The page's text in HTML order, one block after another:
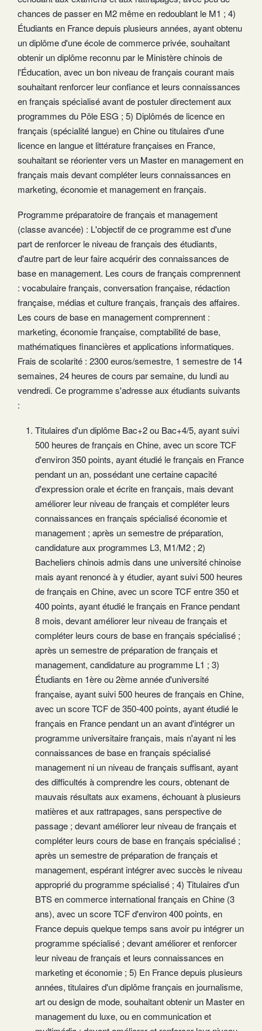
chances de passer en M2 même en redoublant le M1 ; 4)
Étudiants en France depuis plusieurs années, ayant obtenu
un diplôme d'une école de commerce privée, souhaitant
obtenir un diplôme reconnu par le Ministère chinois de
l'Éducation, avec un bon niveau de français courant mais
souhaitant renforcer leur confiance et leurs connaissances
en français spécialisé avant de postuler directement aux
programmes du Pôle ESG ; 5) Diplômés de licence en
français (spécialité langue) en Chine ou titulaires d'une
licence en langue et littérature françaises en France,
souhaitant se réorienter vers un Master en management en
français mais devant compléter leurs connaissances en
marketing, économie et management en français.
Programme préparatoire de français et management
(classe avancée) : L'objectif de ce programme est d'une
part de renforcer le niveau de français des étudiants,
d'autre part de leur faire acquérir des connaissances de
base en management. Les cours de français comprennent
: vocabulaire français, conversation française, rédaction
française, médias et culture français, français des affaires.
Les cours de base en management comprennent :
marketing, économie française, comptabilité de base,
mathématiques financières et applications informatiques.
Frais de scolarité : 2300 euros/semestre, 1 semestre de 14
semaines, 24 heures de cours par semaine, du lundi au
vendredi. Ce programme s'adresse aux étudiants suivants
:
Titulaires d'un diplôme Bac+2 ou Bac+4/5, ayant suivi
500 heures de français en Chine, avec un score TCF
d'environ 350 points, ayant étudié le français en France
pendant un an, possédant une certaine capacité
d'expression orale et écrite en français, mais devant
améliorer leur niveau de français et compléter leurs
connaissances en français spécialisé économie et
management ; après un semestre de préparation,
candidature aux programmes L3, M1/M2 ; 2)
Bacheliers chinois admis dans une université chinoise
mais ayant renoncé à y étudier, ayant suivi 500 heures
de français en Chine, avec un score TCF entre 350 et
400 points, ayant étudié le français en France pendant
8 mois, devant améliorer leur niveau de français et
compléter leurs cours de base en français spécialisé ;
après un semestre de préparation de français et
management, candidature au programme L1 ; 3)
Étudiants en 1ère ou 2ème année d'université
française, ayant suivi 500 heures de français en Chine,
avec un score TCF de 350-400 points, ayant étudié le
français en France pendant un an avant d'intégrer un
programme universitaire français, mais n'ayant ni les
connaissances de base en français spécialisé
management ni un niveau de français suffisant, ayant
des difficultés à comprendre les cours, obtenant de
mauvais résultats aux examens, échouant à plusieurs
matières et aux rattrapages, sans perspective de
passage ; devant améliorer leur niveau de français et
compléter leurs cours de base en français spécialisé ;
après un semestre de préparation de français et
management, espérant intégrer avec succès le niveau
approprié du programme spécialisé ; 4) Titulaires d'un
BTS en commerce international français en Chine (3
ans), avec un score TCF d'environ 400 points, en
France depuis quelque temps sans avoir pu intégrer un
programme spécialisé ; devant améliorer et renforcer
leur niveau de français et leurs connaissances en
marketing et économie ; 5) En France depuis plusieurs
années, titulaires d'un diplôme français en journalisme,
art ou design de mode, souhaitant obtenir un Master en
management du luxe, ou en communication et